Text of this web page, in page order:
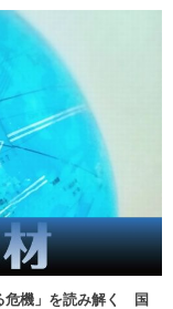
危機」を読み解く 国